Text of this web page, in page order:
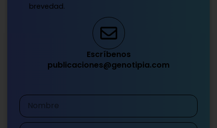
brevedad.
Escríbenos
publicaciones@genotipia.com
Nombre